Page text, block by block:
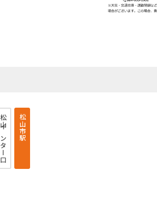
松山インター口 松山市駅